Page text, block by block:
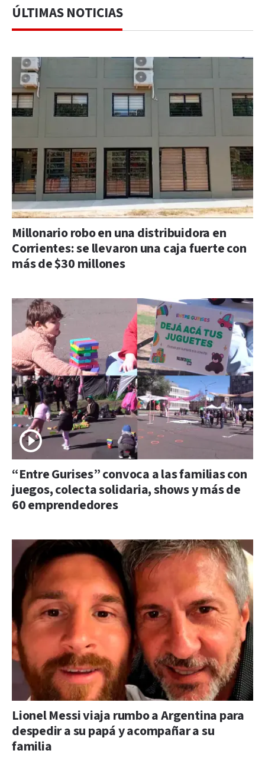
ÚLTIMAS NOTICIAS
Millonario robo en una distribuidora en
Corrientes: se llevaron una caja fuerte con
más de $30 millones
“Entre Gurises” convoca a las familias con
juegos, colecta solidaria, shows y más de
60 emprendedores
Lionel Messi viaja rumbo a Argentina para
despedir a su papá y acompañar a su
familia